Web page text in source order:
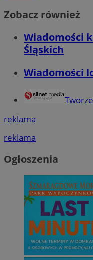
Zobacz również
Wiadomości
Śląskich
Wiadomości
reklama
reklama
Ogłoszenia